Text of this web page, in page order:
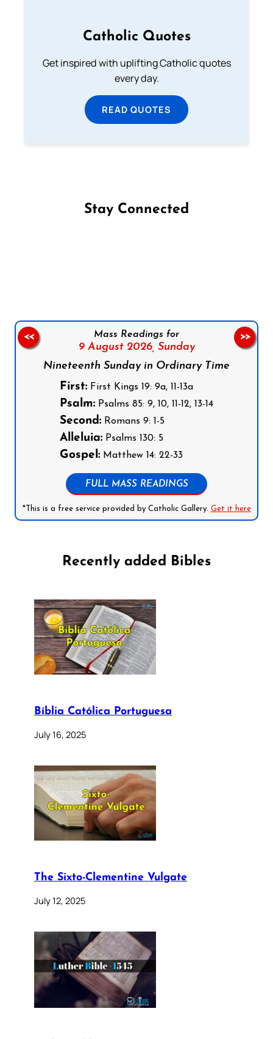
Catholic Quotes
Get inspired with uplifting Catholic quotes
every day.
READ QUOTES
Stay Connected
Mass Readings for
9 August 2026, Sunday
Nineteenth Sunday in Ordinary Time
First: First Kings 19: 9a, 11-13a
Psalm: Psalms 85: 9, 10, 11-12, 13-14
Second: Romans 9: 1-5
Alleluia: Psalms 130: 5
Gospel: Matthew 14: 22-33
FULL MASS READINGS
*This is a free service provided by Catholic Gallery. Get it here
<< >>
Recently added Bibles
Bíblia Católica Portuguesa
July 16, 2025
The Sixto-Clementine Vulgate
July 12, 2025